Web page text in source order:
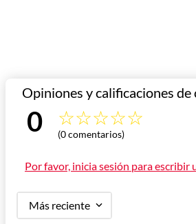
☆☆☆☆☆
0
promedio
(0 comentarios)
Por favor, inicia sesión para escribir
Más reciente